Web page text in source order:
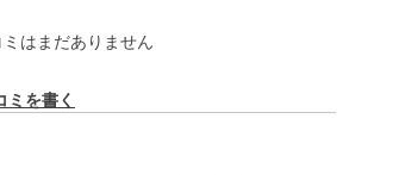
はまだありません
ミを書く